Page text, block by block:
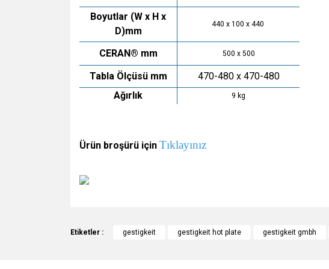
Boyutlar (W x H x
D)mm
440 x 100 x 440
CERAN® mm 500 x 500
Tabla Ölçüsü mm
470-480 x 470-480
Ağırlık
9 kg
Ürün broşürü için Tıklayınız
Etiketler : gestigkeit gestigkeit hot plate gestigkeit gmbh